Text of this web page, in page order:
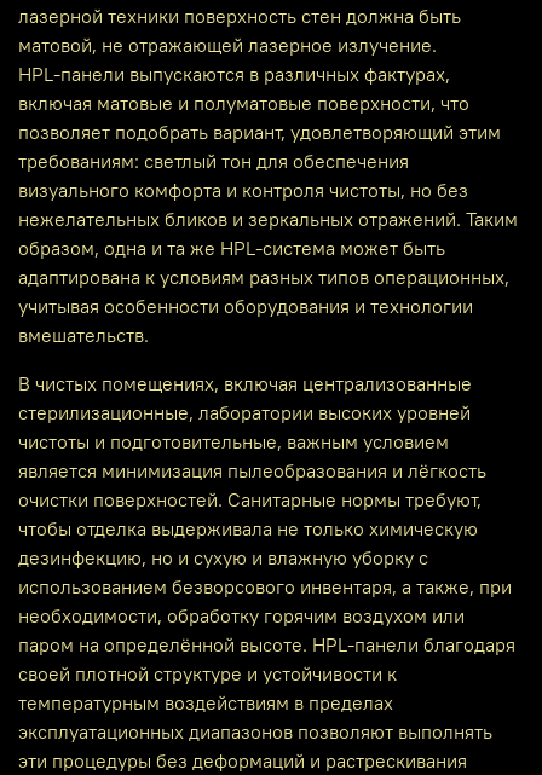
лазерной техники поверхность стен должна быть
матовой, не отражающей лазерное излучение.
HPL‑панели выпускаются в различных фактурах,
включая матовые и полуматовые поверхности, что
позволяет подобрать вариант, удовлетворяющий этим
требованиям: светлый тон для обеспечения
визуального комфорта и контроля чистоты, но без
нежелательных бликов и зеркальных отражений. Таким
образом, одна и та же HPL‑система может быть
адаптирована к условиям разных типов операционных,
учитывая особенности оборудования и технологии
вмешательств.
В чистых помещениях, включая централизованные
стерилизационные, лаборатории высоких уровней
чистоты и подготовительные, важным условием
является минимизация пылеобразования и лёгкость
очистки поверхностей. Санитарные нормы требуют,
чтобы отделка выдерживала не только химическую
дезинфекцию, но и сухую и влажную уборку с
использованием безворсового инвентаря, а также, при
необходимости, обработку горячим воздухом или
паром на определённой высоте. HPL‑панели благодаря
своей плотной структуре и устойчивости к
температурным воздействиям в пределах
эксплуатационных диапазонов позволяют выполнять
эти процедуры без деформаций и растрескивания